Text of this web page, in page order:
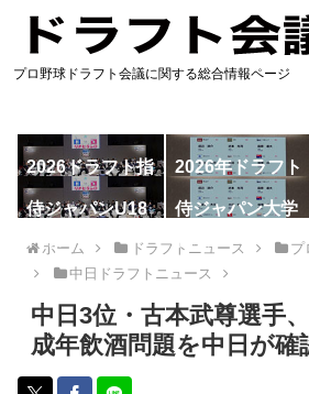
プロ野球ドラフト会議に関する総合情報ページ
2026ドラフト指
名予想
2026年ドラフト
候補
侍ジャパンU18
代表
侍ジャパン大学
ホーム ドラフトニュース
プ
中日ドラフトニュース
中日3位・古本武尊選手
成年飲酒問題を中日が確